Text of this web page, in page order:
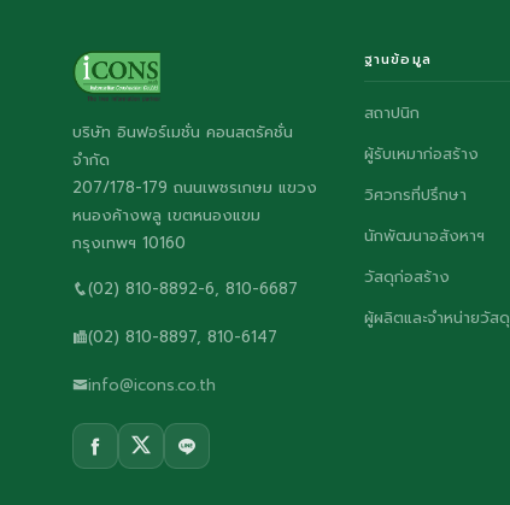
บริษัท อินฟอร์เมชั่น คอนสตรัคชั่น
จำกัด
207/178-179 ถนนเพชรเกษม แขวง
หนองค้างพลู เขตหนองแขม
กรุงเทพฯ 10160
(02) 810-8892-6, 810-6687
(02) 810-8897, 810-6147
info@icons.co.th
ฐานข้อมูล
สถาปนิก
ผู้รับเหมาก่อสร้าง
วิศวกรที่ปรึกษา
นักพัฒนาอสังหาฯ
วัสดุก่อสร้าง
ผู้ผลิตและจำหน่ายวัสดุ